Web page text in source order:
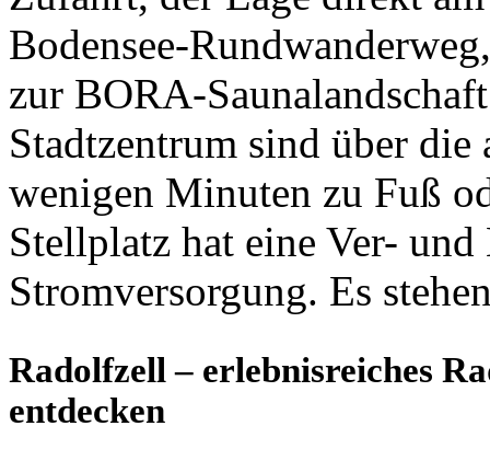
Bodensee-
zur BORA-
Stadtzentrum sind über die
wenigen Minuten zu Fuß
Stellplatz hat eine Ver-
Stromversorgung. Es
Radolfzell – erlebnisreiches
entdecken